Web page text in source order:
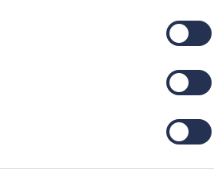
i arbeidsoppgaver og utfordringer.